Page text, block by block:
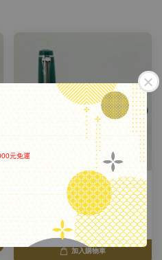
元免運
日本 SAILOR 寫樂 海外限定
Professional Gear (PG) 14K 鋼筆
海洋 Ocean
NT$ 6,500
加入購物車